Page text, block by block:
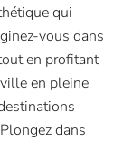
qui
vous dans
en profitant
en pleine
dans